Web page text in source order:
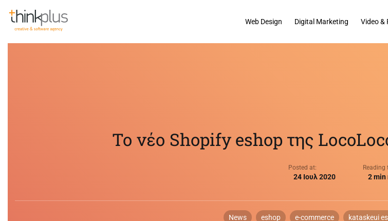
Think Plus
Web Design
Digital Marketing Video &
Το νέο Shopify eshop της
Posted at:
24 Ιουλ 2020
Reading
2 min
News eshop e-commerce kataskeui